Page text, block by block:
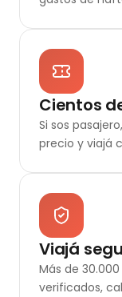
Cientos
Si sos
precio y viajá
Viajá
Más de
verificados,